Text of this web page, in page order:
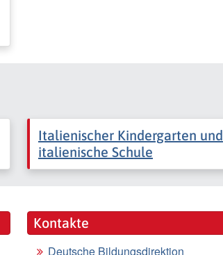
Italienischer Kindergarten und
italienische Schule
Kontakte
Deutsche Bildungsdirektion